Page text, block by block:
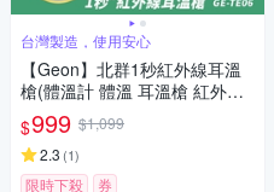
台灣製造，使用安心
【Geon】北群1秒紅外線耳溫
槍(體溫計 體溫 耳溫槍 紅外線
額溫槍/GE-TE06)
$999 $1,099
2.3 (1)
限時下殺 券